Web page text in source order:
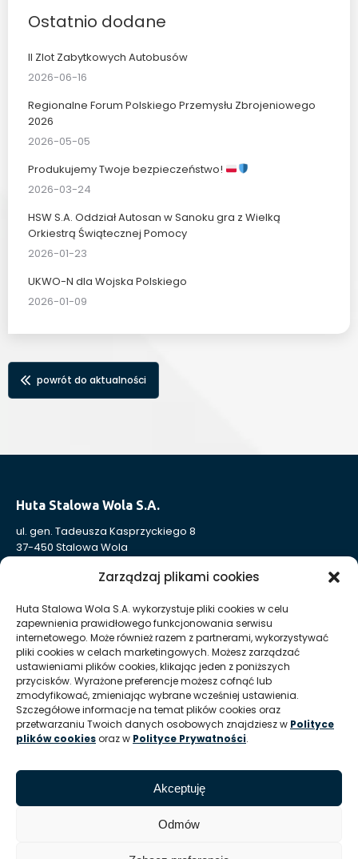
Zarządzaj plikami cookies
Huta Stalowa Wola S.A. wykorzystuje pliki cookies w celu
zapewnienia prawidłowego funkcjonowania serwisu
internetowego. Może również razem z partnerami, wykorzystywać
pliki cookies w celach marketingowych. Możesz zarządzać
ustawieniami plików cookies, klikając jeden z poniższych
przycisków. Wyrażone preferencje możesz cofnąć lub
zmodyfikować, zmieniając wybrane wcześniej ustawienia.
Szczegółowe informacje na temat plików cookies oraz
przetwarzaniu Twoich danych osobowych znajdziesz w Polityce
plików cookiesoraz w Polityce Prywatności.
Akceptuję
Odmów
Ostatnio dodane
II Zlot Zabytkowych Autobusów
2026-06-16
Regionalne Forum Polskiego Przemysłu Zbrojeniowego
2026
2026-05-05
Produkujemy Twoje bezpieczeństwo!
2026-03-24
HSW S.A. Oddział Autosan w Sanoku gra z Wielką
Orkiestrą Świątecznej Pomocy
2026-01-23
UKWO-N dla Wojska Polskiego
2026-01-09
powrót do aktualności
Huta Stalowa Wola S.A.
ul. gen. Tadeusza Kasprzyckiego 8
37-450 Stalowa Wola
Nr KRS: 0000004324
REGON: 830005443
Sąd Rejonowy w Rzeszowie, XII Wydział Gospodarczy
Krajowego Rejestru Sądowego
Kapitał Zakładowy: 332 905 973,00 zł – opłacony w całości
Huta Stalowa Wola S.A. Oddział Autosan w Sanoku
ul. Lipińskiego 109
REGON Oddziału 830005443-00214
T: